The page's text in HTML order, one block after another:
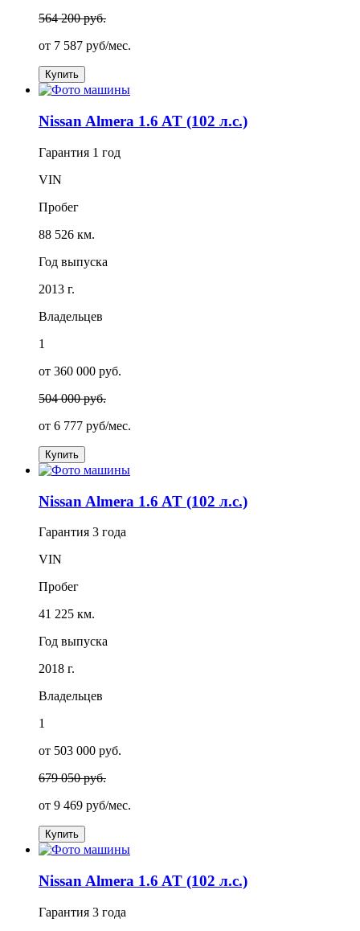
564 200 руб.
от 7 587 руб/мес.
Купить
Nissan Almera 1.6 AT (102 л.с.)
Гарантия 1 год
VIN
Пробег
88 526 км.
Год выпуска
2013 г.
Владельцев
1
от 360 000 руб.
504 000 руб.
от 6 777 руб/мес.
Купить
Nissan Almera 1.6 AT (102 л.с.)
Гарантия 3 года
VIN
Пробег
41 225 км.
Год выпуска
2018 г.
Владельцев
1
от 503 000 руб.
679 050 руб.
от 9 469 руб/мес.
Купить
Nissan Almera 1.6 AT (102 л.с.)
Гарантия 3 года